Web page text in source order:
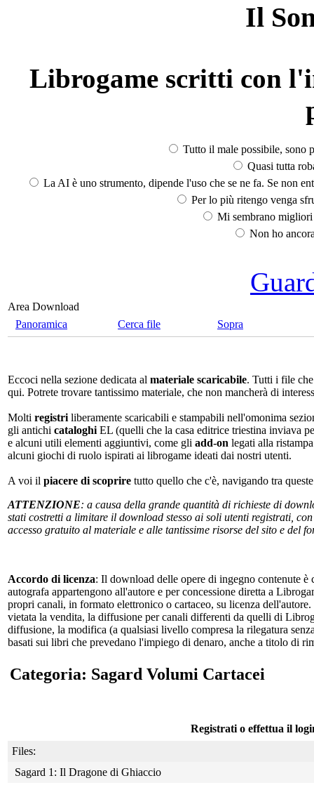
Il
Librogame scritti con
Tutto il male possibile, sono
Quasi tutta
La AI è uno strumento, dipende l'uso che se ne fa. Se non
Per lo più ritengo venga
Mi sembrano
Non ho
Area Download
Panoramica
Cerca file Sopra
Eccoci nella sezione dedicata al materiale scaricabile. Tutti i file
qui. Potrete trovare tantissimo materiale, che non mancherà di
Molti registri liberamente scaricabili e stampabili nell'omonima
gli antichi cataloghi EL (quelli che la casa editrice triestina inviava
e alcuni utili elementi aggiuntivi, come gli add-on legati alla
alcuni giochi di ruolo ispirati ai librogame ideati dai nostri utenti.
A voi il piacere di scoprire tutto quello che c'è, navigando tra
ATTENZIONE: a causa della grande quantità di richieste di
stati costretti a limitare il download stesso ai soli utenti registrati,
accesso gratuito al materiale e alle tantissime risorse del sito e
Accordo di licenza: Il download delle opere di ingegno contenute
autografa appartengono all'autore e per concessione diretta a
propri canali, in formato elettronico o cartaceo, su licenza
vietata la vendita, la diffusione per canali differenti da quelli di
diffusione, la modifica (a qualsiasi livello compresa la rilegatura
basati sui libri che prevedano l'impiego di denaro, anche a titolo di
Categoria: Sagard Volumi Cartacei
Registrati o effettua il
Files:
Sagard 1: Il Dragone di Ghiaccio